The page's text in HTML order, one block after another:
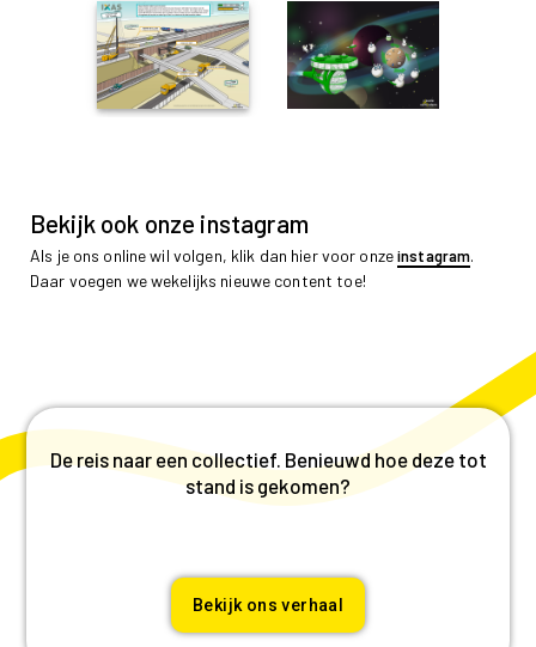
Bekijk ook onze instagram
Als je ons online wil volgen, klik dan hier voor onzeinstagram.
Daar voegen we wekelijks nieuwe content toe!
De reis naar een collectief. Benieuwd hoe deze tot
stand is gekomen?
Bekijk ons verhaal